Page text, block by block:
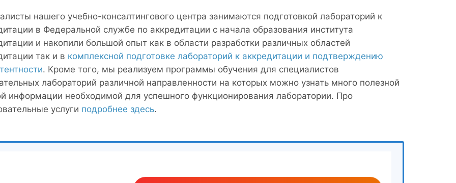
нашего учебно-консалтингового центра занимаются подготовкой лабораторий к
в Федеральной службе по аккредитации с начала образования института
и накопили большой опыт как в области разработки различных областей
так и в комплексной подготовке лабораторий к аккредитации и подтверждению
. Кроме того, мы реализуем программы обучения для специалистов
лабораторий различной направленности на которых можно узнать много полезной
информации необходимой для успешного функционирования лаборатории. Про
услуги подробнее здесь.